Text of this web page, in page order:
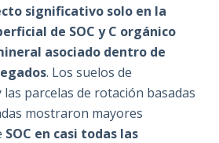
significativo solo en la
de SOC y C orgánico
asociado dentro de
. Los suelos de
parcelas de rotación basadas
mostraron mayores
SOC en casi todas las